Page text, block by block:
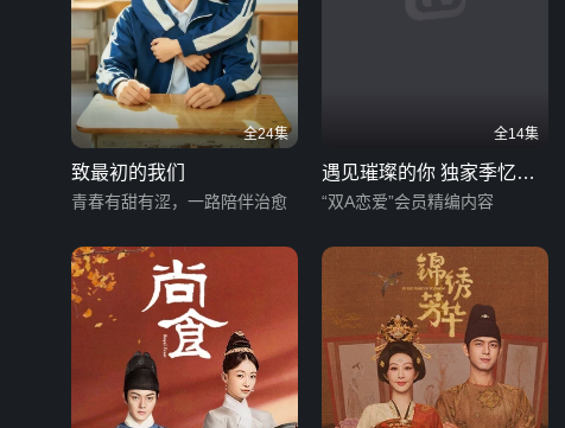
全24集
致最初的我们
青春有甜有涩，一路陪伴治愈
全14集
遇见璀璨的你 独家季忆追
爱记
“双A恋爱”会员精编内容